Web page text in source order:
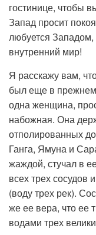
гостинице, чтобы
Запад просит
любуется Западом,
внутренний мир!
Я расскажу вам,
был еще в
одна женщина,
набожная. Она
отполированных
Ганга, Ямуна и
жаждой, стучал в
всех трех сосудов
(воду трех рек).
же ее вера, что ее
водами трех